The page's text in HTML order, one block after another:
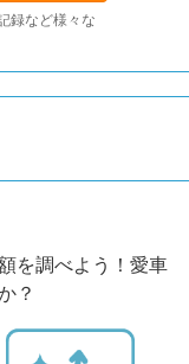
録など様々な
を調べよう！愛車
？